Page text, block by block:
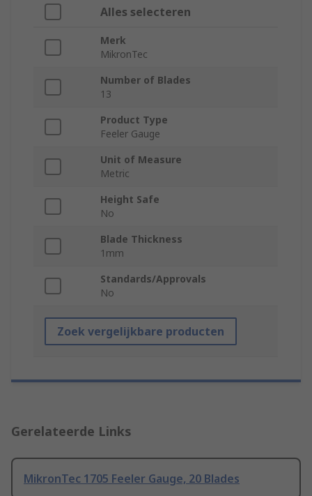
Alles selecteren
Merk
MikronTec
Number of Blades
13
Product Type
Feeler Gauge
Unit of Measure
Metric
Height Safe
No
Blade Thickness
1mm
Standards/Approvals
No
Zoek vergelijkbare producten
Gerelateerde Links
MikronTec 1705 Feeler Gauge, 20 Blades